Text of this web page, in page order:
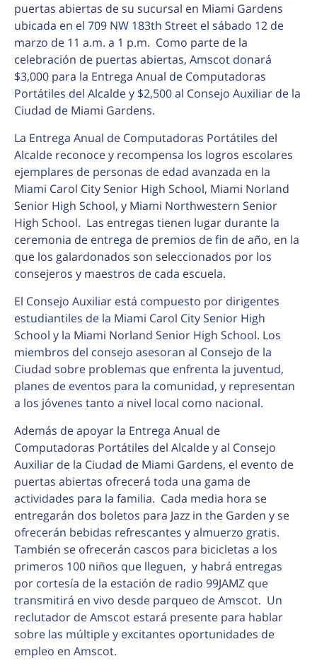
puertas abiertas de su sucursal en Miami Gardens
ubicada en el 709 NW 183th Street el sábado 12 de
marzo de 11 a.m. a 1 p.m. Como parte de la
celebración de puertas abiertas, Amscot donará
$3,000 para la Entrega Anual de Computadoras
Portátiles del Alcalde y $2,500 al Consejo Auxiliar de la
Ciudad de Miami Gardens.
La Entrega Anual de Computadoras Portátiles del
Alcalde reconoce y recompensa los logros escolares
ejemplares de personas de edad avanzada en la
Miami Carol City Senior High School, Miami Norland
Senior High School, y Miami Northwestern Senior
High School. Las entregas tienen lugar durante la
ceremonia de entrega de premios de fin de año, en la
que los galardonados son seleccionados por los
consejeros y maestros de cada escuela.
El Consejo Auxiliar está compuesto por dirigentes
estudiantiles de la Miami Carol City Senior High
School y la Miami Norland Senior High School. Los
miembros del consejo asesoran al Consejo de la
Ciudad sobre problemas que enfrenta la juventud,
planes de eventos para la comunidad, y representan
a los jóvenes tanto a nivel local como nacional.
Además de apoyar la Entrega Anual de
Computadoras Portátiles del Alcalde y al Consejo
Auxiliar de la Ciudad de Miami Gardens, el evento de
puertas abiertas ofrecerá toda una gama de
actividades para la familia. Cada media hora se
entregarán dos boletos para Jazz in the Garden y se
ofrecerán bebidas refrescantes y almuerzo gratis.
También se ofrecerán cascos para bicicletas a los
primeros 100 niños que lleguen, y habrá entregas
por cortesía de la estación de radio 99JAMZ que
transmitirá en vivo desde parqueo de Amscot. Un
reclutador de Amscot estará presente para hablar
sobre las múltiple y excitantes oportunidades de
empleo en Amscot.